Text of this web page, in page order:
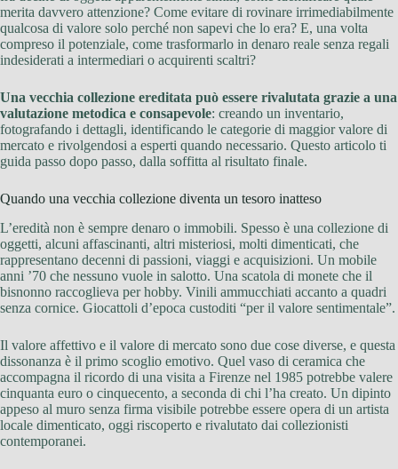
merita davvero attenzione? Come evitare di rovinare irrimediabilmente
qualcosa di valore solo perché non sapevi che lo era? E, una volta
compreso il potenziale, come trasformarlo in denaro reale senza regali
indesiderati a intermediari o acquirenti scaltri?
Una vecchia collezione ereditata può essere rivalutata grazie a una
valutazione metodica e consapevole: creando un inventario,
fotografando i dettagli, identificando le categorie di maggior valore di
mercato e rivolgendosi a esperti quando necessario. Questo articolo ti
guida passo dopo passo, dalla soffitta al risultato finale.
Quando una vecchia collezione diventa un tesoro inatteso
L’eredità non è sempre denaro o immobili. Spesso è una collezione di
oggetti, alcuni affascinanti, altri misteriosi, molti dimenticati, che
rappresentano decenni di passioni, viaggi e acquisizioni. Un mobile
anni ’70 che nessuno vuole in salotto. Una scatola di monete che il
bisnonno raccoglieva per hobby. Vinili ammucchiati accanto a quadri
senza cornice. Giocattoli d’epoca custoditi “per il valore sentimentale”.
Il valore affettivo e il valore di mercato sono due cose diverse, e questa
dissonanza è il primo scoglio emotivo. Quel vaso di ceramica che
accompagna il ricordo di una visita a Firenze nel 1985 potrebbe valere
cinquanta euro o cinquecento, a seconda di chi l’ha creato. Un dipinto
appeso al muro senza firma visibile potrebbe essere opera di un artista
locale dimenticato, oggi riscoperto e rivalutato dai collezionisti
contemporanei.